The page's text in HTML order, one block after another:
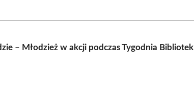
– Młodzież w akcji podczas Tygodnia Bibliotek